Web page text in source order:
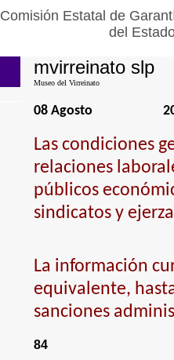
Comisión Estatal de
del
mvirreinato slp
Museo del Virreinato
08 Agosto
Las condiciones
relaciones
públicos
sindicatos y
La información
equivalente,
sanciones
84